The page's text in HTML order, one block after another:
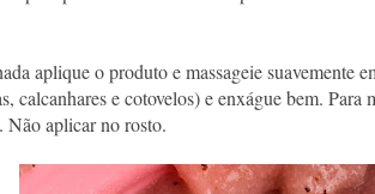
aplique o produto e massageie suavemente
calcanhares e cotovelos) e enxágue bem.
Não aplicar no rosto.